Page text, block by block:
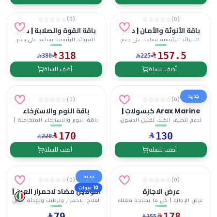
(
0
)
باقة الأنوثة والأمان | دعم
التوازن الهرموني، ترطيب
المهبل، صحة المرأة،
والمساعدة على منع الحمل
غير الهرموني
الفوائد الرئيسية تساعد على دعم
التوازن الهرموني لد...
157.5
225
أضف للسلة
(
0
)
باقة القوة والصلابة | دعم
الانتصاب، الخصوبة، القدرة
الجنسية، والطاقة للرجال
الفوائد الرئيسية يساعد على دعم
الانتصاب وتحسين الأ...
318
380
أضف للسلة
جديد (
0
)
Arax Marine كبسولات |
دعم الكبد الدهني وتحسين
التمثيل الغذائي
لدعم تنظيف الكبد، تقليل الدهون،
وتحسين كفاءة التمث...
130
أضف للسلة
(
0
)
باقة النوم والاسترخاء
المتكاملة
باقة النوم والاسترخاء المتكاملة |
دعم النوم العميق...
170
220
أضف للسلة
(
0
)
عرض الاجازة
عرض الإجازة | كل ما يحتاجه طفلك
للنمو والتركيز وال...
جديد
10 عبوات
(
0
)
أفوميل مضاد لاحمرار العين |
لعلاج الاحمرار وترطيب
وتهدئة العين المتهيجة
لعلاج الاحمرار وترطيب وتهدئة العين
المتهيجة